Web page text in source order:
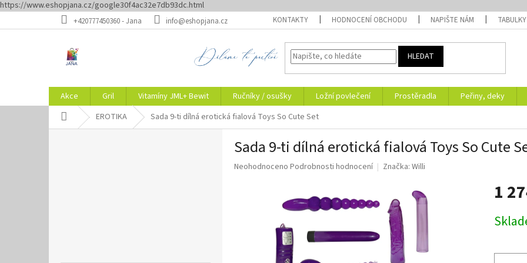
https://www.eshopjana.cz/google30f4ac32e7db93dc.html
na
+420777450360 - Jana info@eshopjana.cz KONTAKTY HODNOCENÍ OBCHODU NAPIŠTE NÁM TABULKY
HLEDAT
Akce Gril Vitamíny JML+ Bewit Ručníky / osušky Ložní povlečení Prostěradla Peřiny, deky
Domů EROTIKA Sada 9-ti dílná erotická fialová Toys So Cute Set
Sada 9-ti dílná erotická fialová Toys So Cute
Průměrné
Neohodnoceno Podrobnosti hodnocení Značka: Willi
1
cena: